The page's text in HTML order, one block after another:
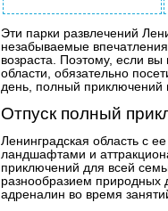
Эти парки развлечений
незабываемые
возраста. Поэтому, если
области, обязательно
день, полный приключений
Отпуск полный
Ленинградская область с
ландшафтами и
приключений для всей
разнообразием природных
адреналин во время